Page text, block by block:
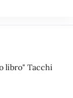
libro" Tacchi